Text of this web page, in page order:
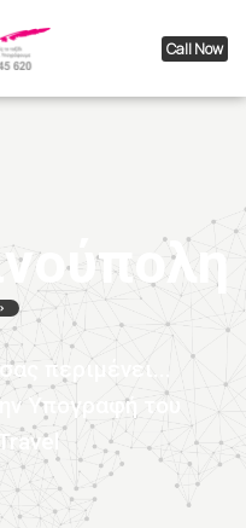
Call Now
περιμένει...
Yπογραφή του